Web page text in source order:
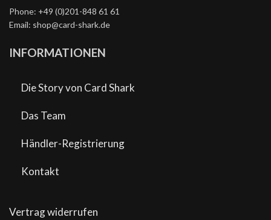
Phone: +49 (0)201-848 61 61
Email: shop@card-shark.de
INFORMATIONEN
Die Story von Card Shark
Das Team
Händler-Registrierung
Kontakt
Vertrag widerrufen